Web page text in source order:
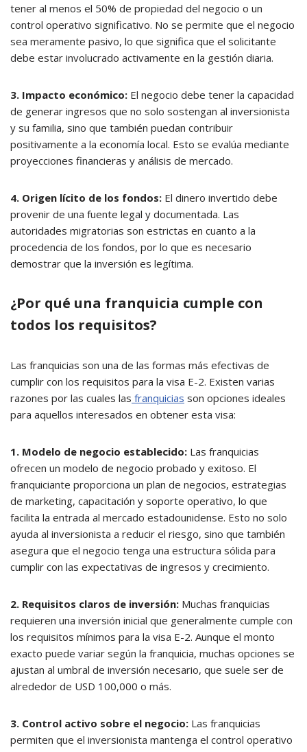
tener al menos el 50% de propiedad del negocio o un
control operativo significativo. No se permite que el negocio
sea meramente pasivo, lo que significa que el solicitante
debe estar involucrado activamente en la gestión diaria.
3. Impacto económico: El negocio debe tener la capacidad
de generar ingresos que no solo sostengan al inversionista
y su familia, sino que también puedan contribuir
positivamente a la economía local. Esto se evalúa mediante
proyecciones financieras y análisis de mercado.
4. Origen lícito de los fondos: El dinero invertido debe
provenir de una fuente legal y documentada. Las
autoridades migratorias son estrictas en cuanto a la
procedencia de los fondos, por lo que es necesario
demostrar que la inversión es legítima.
¿Por qué una franquicia cumple con
todos los requisitos?
Las franquicias son una de las formas más efectivas de
cumplir con los requisitos para la visa E-2. Existen varias
razones por las cuales las franquicias son opciones ideales
para aquellos interesados en obtener esta visa:
1. Modelo de negocio establecido: Las franquicias
ofrecen un modelo de negocio probado y exitoso. El
franquiciante proporciona un plan de negocios, estrategias
de marketing, capacitación y soporte operativo, lo que
facilita la entrada al mercado estadounidense. Esto no solo
ayuda al inversionista a reducir el riesgo, sino que también
asegura que el negocio tenga una estructura sólida para
cumplir con las expectativas de ingresos y crecimiento.
2. Requisitos claros de inversión: Muchas franquicias
requieren una inversión inicial que generalmente cumple con
los requisitos mínimos para la visa E-2. Aunque el monto
exacto puede variar según la franquicia, muchas opciones se
ajustan al umbral de inversión necesario, que suele ser de
alrededor de USD 100,000 o más.
3. Control activo sobre el negocio: Las franquicias
permiten que el inversionista mantenga el control operativo